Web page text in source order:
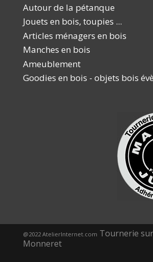
Autour de la pétanque
Jouets en bois, toupies ...
Articles ménagers en bois
Manches en bois
Ameublement
Goodies en bois - objets bois
@2022 AtelierInternet.com Tournerie
Monneret